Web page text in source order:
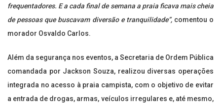
frequentadores. E a cada final de semana a praia ficava mais cheia
de pessoas que buscavam diversão e tranquilidade”, comentou o
morador Osvaldo Carlos.
Além da segurança nos eventos, a Secretaria de Ordem Pública
comandada por Jackson Souza, realizou diversas operações
integrada no acesso à praia campista, com o objetivo de evitar
a entrada de drogas, armas, veículos irregulares e, até mesmo,